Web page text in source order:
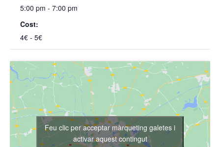
5:00 pm - 7:00 pm
Cost:
4€ - 5€
Feu clic per acceptar màrqueting galetes i
activar aquest contingut